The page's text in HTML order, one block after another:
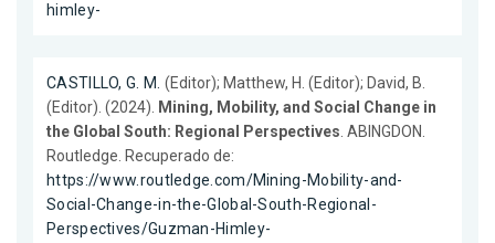
himley-
CASTILLO, G. M. (Editor); Matthew, H. (Editor); David, B.
(Editor). (2024). Mining, Mobility, and Social Change in
the Global South: Regional Perspectives. ABINGDON.
Routledge. Recuperado de:
https://www.routledge.com/Mining-Mobility-and-
Social-Change-in-the-Global-South-Regional-
Perspectives/Guzman-Himley-